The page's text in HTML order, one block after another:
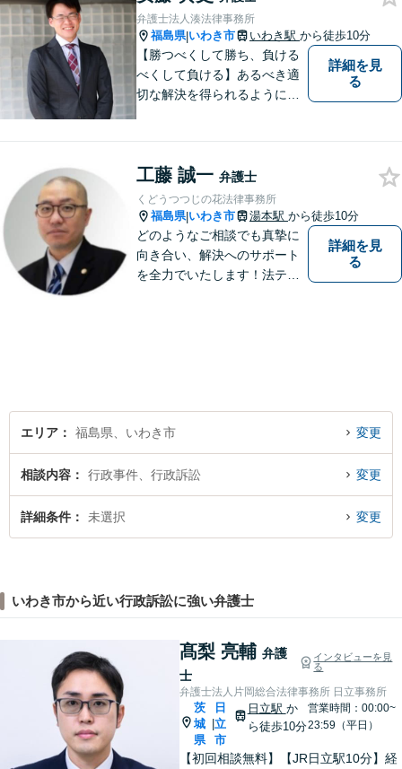
弁護士法人湊法律事務所
福島県|いわき市 いわき駅 から徒歩10分
【勝つべくして勝ち、負ける
べくして負ける】あるべき適
切な解決を得られるように全
ます。
詳細を見
る
工藤 誠一 弁護士
くどうつつじの花法律事務所
福島県|いわき市 湯本駅 から徒歩10分
どのようなご相談でも真摯に
向き合い、解決へのサポート
を全力でいたします！法テラ
詳細を見
る
エリア 福島県、いわき市 変更
相談内容 行政事件、行政訴訟 変更
詳細条件 未選択 変更
いわき市から近い行政訴訟に強い弁護士
髙梨 亮輔 弁護
士
インタビューを見
る
弁護士法人片岡総合法律事務所 日立事務所
茨
城
県
|
日
立
市
日立駅 か
ら徒歩10分
営業時間：00:00~
23:59（平日）
【初回相談無料】【JR日立駅10分】経